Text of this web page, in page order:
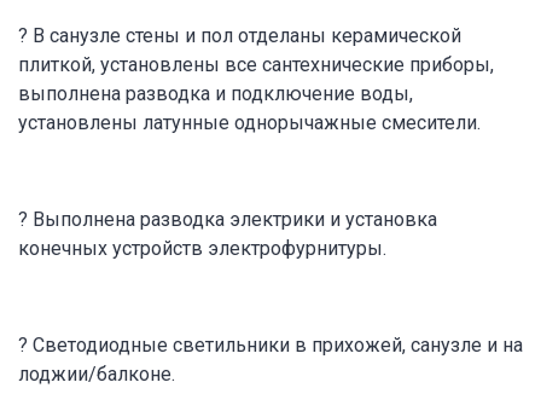
? В санузле стены и пол отделаны керамической
плиткой, установлены все сантехнические приборы,
выполнена разводка и подключение воды,
установлены латунные однорычажные смесители.
? Выполнена разводка электрики и установка
конечных устройств электрофурнитуры.
? Светодиодные светильники в прихожей, санузле и на
лоджии/балконе.